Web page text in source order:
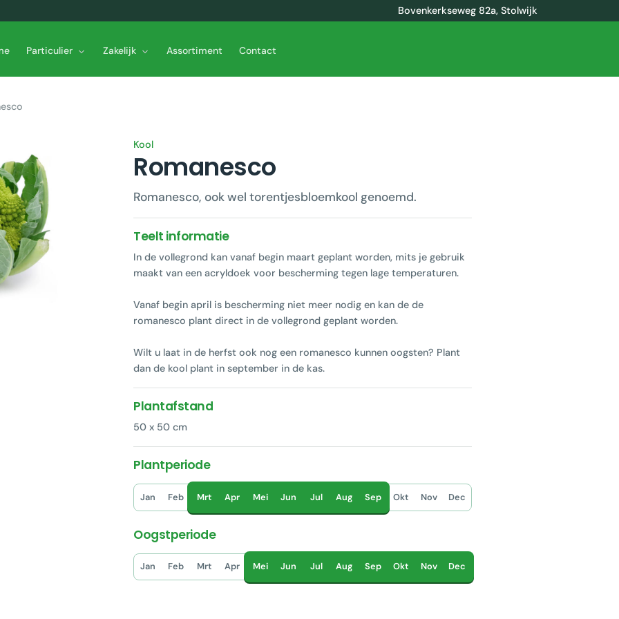
Bovenkerkseweg 82a, Stolwijk
Particulier Zakelijk Assortiment Contact
Kool
Romanesco
Romanesco, ook wel torentjesbloemkool genoemd.
Teelt informatie
In de vollegrond kan vanaf begin maart geplant worden, mits je gebruik
maakt van een acryldoek voor bescherming tegen lage temperaturen.
Vanaf begin april is bescherming niet meer nodig en kan de de
romanesco plant direct in de vollegrond geplant worden.
Wilt u laat in de herfst ook nog een romanesco kunnen oogsten? Plant
dan de kool plant in september in de kas.
Plantafstand
50 x 50 cm
Plantperiode
Jan Feb Mrt Apr Mei Jun Jul Aug Sep Okt Nov Dec
Oogstperiode
Jan Feb Mrt Apr Mei Jun Jul Aug Sep Okt Nov Dec